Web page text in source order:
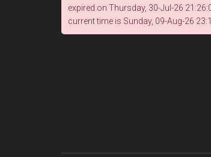
expired on Thursday, 30-Jul-26
current time is Sunday, 09-Aug-26